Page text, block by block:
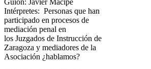
Guión: Javier Macipe
Intérpretes: Personas que han
participado en procesos de
mediación penal en
los Juzgados de Instrucción de
Zaragoza y mediadores de la
Asociación ¿hablamos?